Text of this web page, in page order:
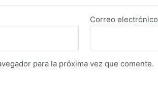
Correo electrónico
para la próxima vez que comente.